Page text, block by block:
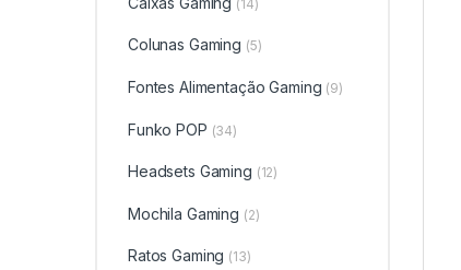
(14)
Colunas Gaming (5)
Fontes Alimentação Gaming (9)
Funko POP (34)
Headsets Gaming (12)
Mochila Gaming (2)
Ratos Gaming (13)